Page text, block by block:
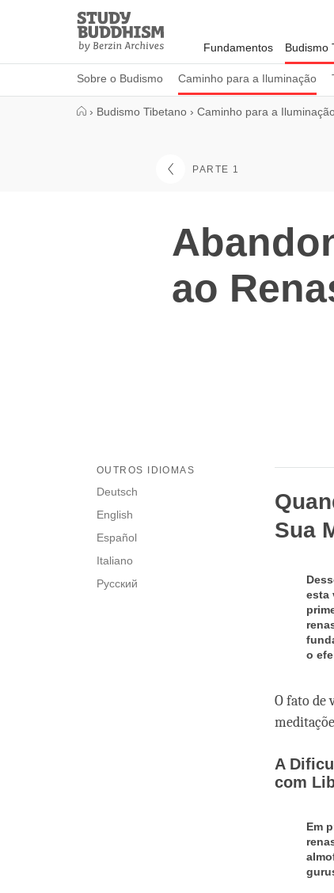
Study
Buddhism
Home
Fundamentos Budismo
Sobre o Budismo Caminho para a Iluminação
› Budismo Tibetano › Caminho para a
PARTE 1
ao
OUTROS IDIOMAS
Deutsch
English
Español
Italiano
Русский
Sua
esta
o
O fato de
A
com
Em